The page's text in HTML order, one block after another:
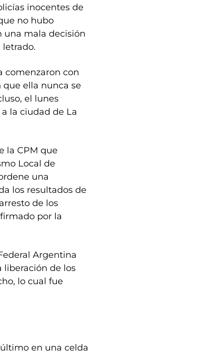
inocentes de
no hubo
una mala decisión
letrado.
comenzaron con
ella nunca se
el lunes
la ciudad de La
la CPM que
Local de
una
los resultados de
de los
por la
Argentina
liberación de los
lo cual fue
en una celda